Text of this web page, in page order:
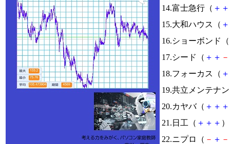
14.富士急行（ ＋ ＋
15.大和ハウス（ ＋
16.ショーボンド（
17.シード（ ＋ ＋ －
18.フォーカス（ ＋
19.共立メンテナ
20.カヤバ（ ＋ ＋ ＋
21.日工（ ＋ ＋ ＋
22.ニプロ（ － ＋ －